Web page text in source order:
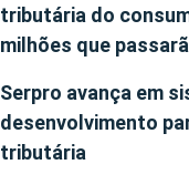
tributária do
milhões que
Serpro avança em
desenvolvimento
tributária